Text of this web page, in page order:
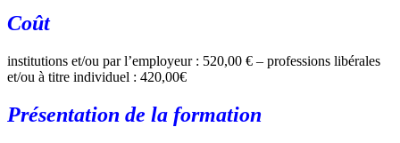
Coût
institutions et/ou par l’employeur : 520,00 € – professions libérales
et/ou à titre individuel : 420,00€
Présentation de la formation